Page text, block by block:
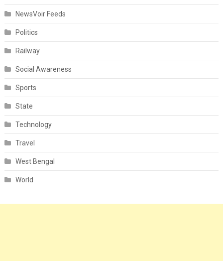
NewsVoir Feeds
Politics
Railway
Social Awareness
Sports
State
Technology
Travel
West Bengal
World